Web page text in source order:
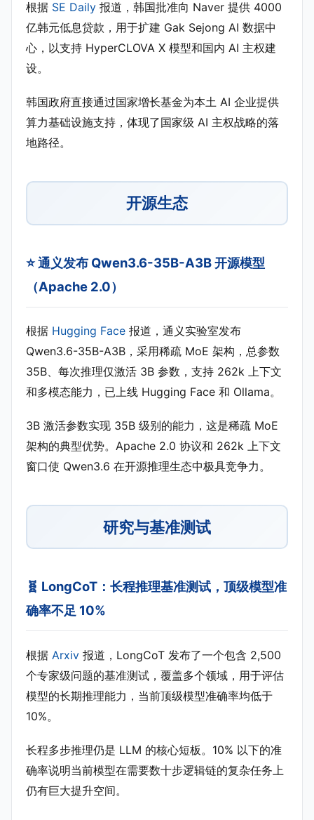
根据 SE Daily 报道，韩国批准向 Naver 提供 4000
亿韩元低息贷款，用于扩建 Gak Sejong AI 数据中
心，以支持 HyperCLOVA X 模型和国内 AI 主权建
设。
韩国政府直接通过国家增长基金为本土 AI 企业提供
算力基础设施支持，体现了国家级 AI 主权战略的落
地路径。
开源生态
⭐ 通义发布 Qwen3.6-35B-A3B 开源模型
（Apache 2.0）
根据 Hugging Face 报道，通义实验室发布
Qwen3.6-35B-A3B，采用稀疏 MoE 架构，总参数
35B、每次推理仅激活 3B 参数，支持 262k 上下文
和多模态能力，已上线 Hugging Face 和 Ollama。
3B 激活参数实现 35B 级别的能力，这是稀疏 MoE
架构的典型优势。Apache 2.0 协议和 262k 上下文
窗口使 Qwen3.6 在开源推理生态中极具竞争力。
研究与基准测试
🧬 LongCoT：长程推理基准测试，顶级模型准
确率不足 10%
根据 Arxiv 报道，LongCoT 发布了一个包含 2,500
个专家级问题的基准测试，覆盖多个领域，用于评估
模型的长期推理能力，当前顶级模型准确率均低于
10%。
长程多步推理仍是 LLM 的核心短板。10% 以下的准
确率说明当前模型在需要数十步逻辑链的复杂任务上
仍有巨大提升空间。